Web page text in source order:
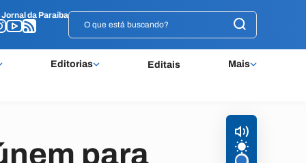
Jornal da Paraíba
Editorias Editais Mais
Jornal da Paraíba
para